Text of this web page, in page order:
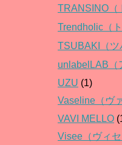
TRANSINO（
Trendholic（
TSUBAKI（ツ
unlabelLAB（
UZU (1)
Vaseline（ヴ
VAVI MELLO
Visee（ヴィセ